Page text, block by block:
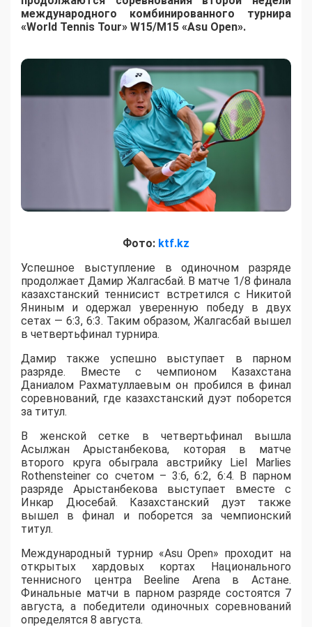
международного комбинированного турнира
«World Tennis Tour» W15/M15 «Asu Open».
Фото: ktf.kz
Успешное выступление в одиночном разряде
продолжает Дамир Жалгасбай. В матче 1/8 финала
казахстанский теннисист встретился с Никитой
Яниным и одержал уверенную победу в двух
сетах — 6:3, 6:3. Таким образом, Жалгасбай вышел
в четвертьфинал турнира.
Дамир также успешно выступает в парном
разряде. Вместе с чемпионом Казахстана
Даниалом Рахматуллаевым он пробился в финал
соревнований, где казахстанский дуэт поборется
за титул.
В женской сетке в четвертьфинал вышла
Асылжан Арыстанбекова, которая в матче
второго круга обыграла австрийку Liel Marlies
Rothensteiner со счетом – 3:6, 6:2, 6:4. В парном
разряде Арыстанбекова выступает вместе с
Инкар Дюсебай. Казахстанский дуэт также
вышел в финал и поборется за чемпионский
титул.
Международный турнир «Asu Open» проходит на
открытых хардовых кортах Национального
теннисного центра Beeline Arena в Астане.
Финальные матчи в парном разряде состоятся 7
августа, а победители одиночных соревнований
определятся 8 августа.